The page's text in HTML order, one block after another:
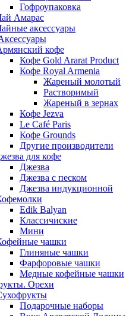
Гофроупаковка
Амарас
аксессуары
кофе
Кофе Gold Ararat Product
Кофе Royal Armenia
Жареный молотый
Растворимый
Жареный в зернах
Кофе Jezva
Le Café Paris
Кофе Grounds
Другие производители
для кофе
Джезва
Джезва с песком
Джезва индукционной
Edik Balyan
Классичиские
Мини
чашки
Глиняные чашки
Фарфоровые чашки
Медные кофейные чашки
Орехи
Подарочные наборы